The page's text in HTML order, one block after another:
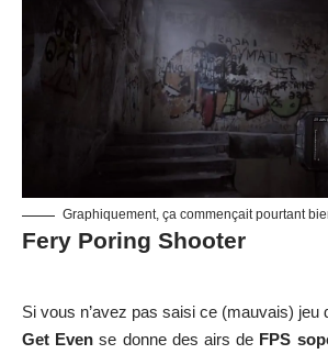
Graphiquement, ça commençait pourtant
Fery Poring Shooter
Si vous n’avez pas saisi ce (mauvais) jeu
Get Even se donne des airs de FPS